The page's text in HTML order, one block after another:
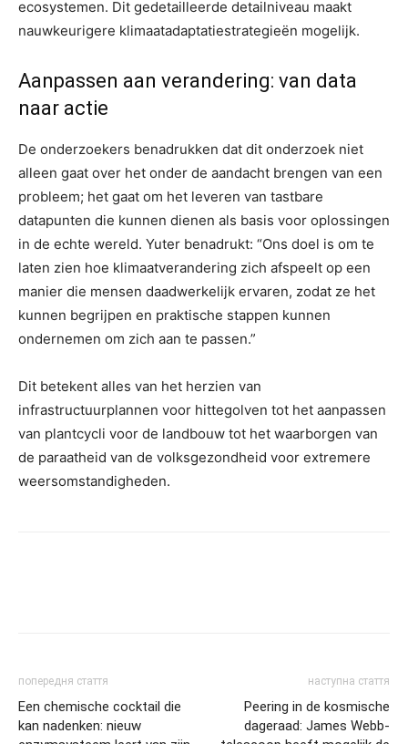
ecosystemen. Dit gedetailleerde detailniveau maakt
nauwkeurigere klimaatadaptatiestrategieën mogelijk.
Aanpassen aan verandering: van data
naar actie
De onderzoekers benadrukken dat dit onderzoek niet
alleen gaat over het onder de aandacht brengen van een
probleem; het gaat om het leveren van tastbare
datapunten die kunnen dienen als basis voor oplossingen
in de echte wereld. Yuter benadrukt: “Ons doel is om te
laten zien hoe klimaatverandering zich afspeelt op een
manier die mensen daadwerkelijk ervaren, zodat ze het
kunnen begrijpen en praktische stappen kunnen
ondernemen om zich aan te passen.”
Dit betekent alles van het herzien van
infrastructuurplannen voor hittegolven tot het aanpassen
van plantcycli voor de landbouw tot het waarborgen van
de paraatheid van de volksgezondheid voor extremere
weersomstandigheden.
попередня стаття
Een chemische cocktail die
kan nadenken: nieuw
наступна стаття
Peering in de kosmische
dageraad: James Webb-